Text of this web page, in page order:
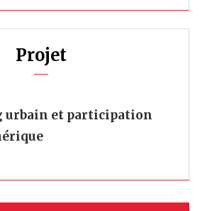
Projet
urbain et participation